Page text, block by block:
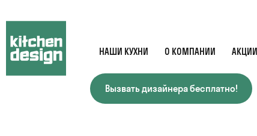
НАШИ КУХНИ О КОМПАНИИ АКЦИИ
Вызвать дизайнера бесплатно!